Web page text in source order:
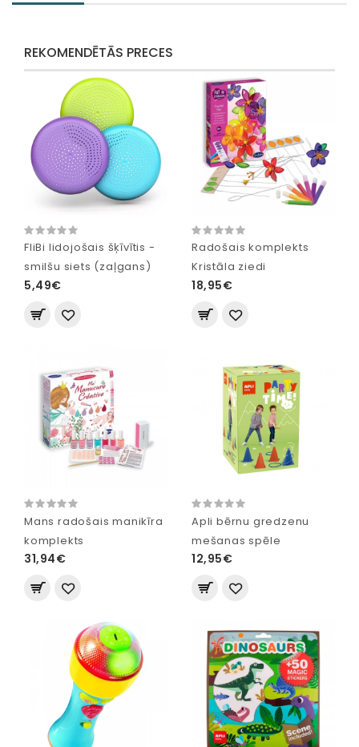
REKOMENDĒTĀS PRECES
FliBi lidojošais šķīvītis -
smilšu siets (zaļgans)
5,49€
Radošais komplekts
Kristāla ziedi
18,95€
Mans radošais manikīra
komplekts
31,94€
Apli bērnu gredzenu
mešanas spēle
12,95€